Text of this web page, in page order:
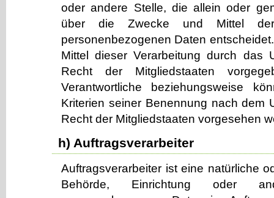
oder andere Stelle, die allein oder
über die Zwecke und Mittel der
personenbezogenen Daten
Mittel dieser Verarbeitung durch das
Recht der Mitgliedstaaten
Verantwortliche beziehungsweise
Kriterien seiner Benennung nach dem
Recht der Mitgliedstaaten vorgesehen
h) Auftragsverarbeiter
Auftragsverarbeiter ist eine natürliche
Behörde, Einrichtung oder